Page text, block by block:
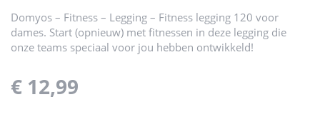
Domyos – Fitness – Legging – Fitness legging 120 voor
dames. Start (opnieuw) met fitnessen in deze legging die
onze teams speciaal voor jou hebben ontwikkeld!
€ 12,99